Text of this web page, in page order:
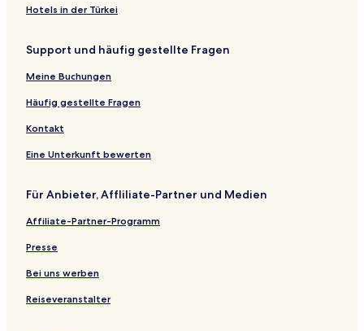
Hotels in der Türkei
Support und häufig gestellte Fragen
Meine Buchungen
Häufig gestellte Fragen
Kontakt
Eine Unterkunft bewerten
Für Anbieter, Affliliate-Partner und Medien
Affiliate-Partner-Programm
Presse
Bei uns werben
Reiseveranstalter